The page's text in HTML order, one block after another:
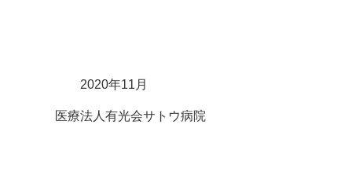
2020年11 月
医療法人有光会サトウ病院